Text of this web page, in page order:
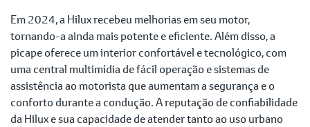
Em 2024, a Hilux recebeu melhorias em seu motor,
tornando-a ainda mais potente e eficiente. Além disso, a
picape oferece um interior confortável e tecnológico, com
uma central multimídia de fácil operação e sistemas de
assistência ao motorista que aumentam a segurança e o
conforto durante a condução. A reputação de confiabilidade
da Hilux e sua capacidade de atender tanto ao uso urbano